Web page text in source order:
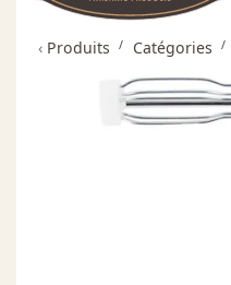
‹ Produits Catégories